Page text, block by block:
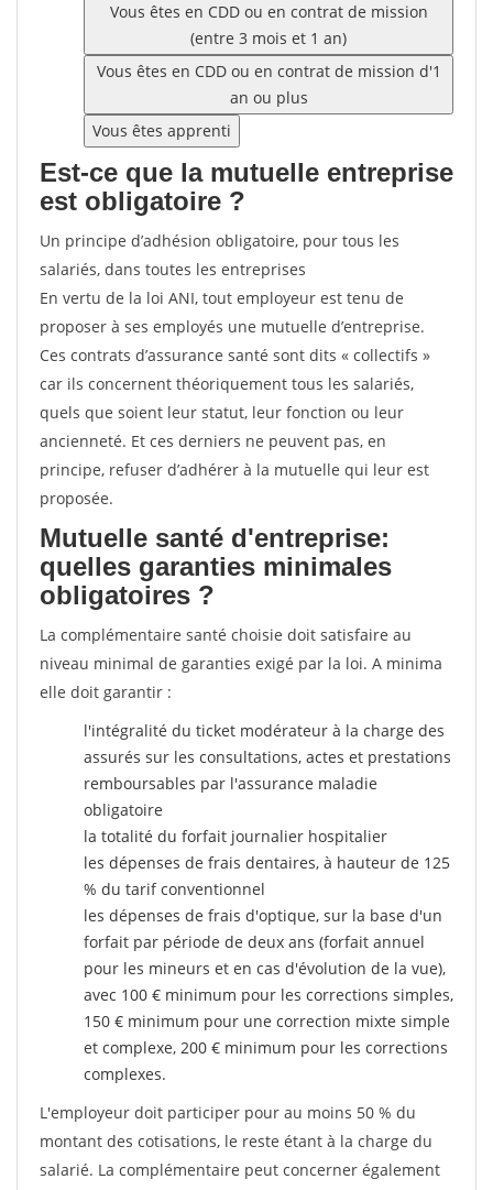
Vous êtes en CDD ou en contrat de mission
(entre 3 mois et 1 an)
Vous êtes en CDD ou en contrat de mission d'1
an ou plus
Vous êtes apprenti
Est-ce que la mutuelle entreprise
est obligatoire ?
Un principe d’adhésion obligatoire, pour tous les
salariés, dans toutes les entreprises
En vertu de la loi ANI, tout employeur est tenu de
proposer à ses employés une mutuelle d’entreprise.
Ces contrats d’assurance santé sont dits « collectifs »
car ils concernent théoriquement tous les salariés,
quels que soient leur statut, leur fonction ou leur
ancienneté. Et ces derniers ne peuvent pas, en
principe, refuser d’adhérer à la mutuelle qui leur est
proposée.
Mutuelle santé d'entreprise:
quelles garanties minimales
obligatoires ?
La complémentaire santé choisie doit satisfaire au
niveau minimal de garanties exigé par la loi. A minima
elle doit garantir :
l'intégralité du ticket modérateur à la charge des
assurés sur les consultations, actes et prestations
remboursables par l'assurance maladie
obligatoire
la totalité du forfait journalier hospitalier
les dépenses de frais dentaires, à hauteur de 125
% du tarif conventionnel
les dépenses de frais d'optique, sur la base d'un
forfait par période de deux ans (forfait annuel
pour les mineurs et en cas d'évolution de la vue),
avec 100 € minimum pour les corrections simples,
150 € minimum pour une correction mixte simple
et complexe, 200 € minimum pour les corrections
complexes.
L'employeur doit participer pour au moins 50 % du
montant des cotisations, le reste étant à la charge du
salarié. La complémentaire peut concerner également